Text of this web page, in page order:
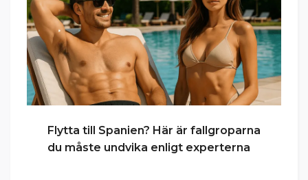
Flytta till Spanien? Här är fallgroparna
du måste undvika enligt experterna